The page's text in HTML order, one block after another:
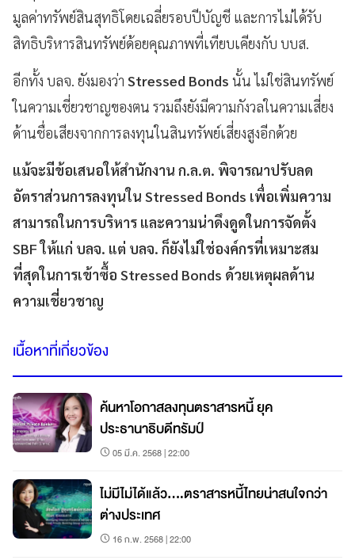
มูลค่าทรัพย์สินสุทธิโดยเฉลี่ยรอบปีบัญชี และการไม่ได้รับ
สิทธิบริหารสินทรัพย์ด้อยคุณภาพที่เทียบเคียงกับ บบส.
อีกทั้ง บลจ. ยังมองว่า Stressed Bonds นั้น ไม่ใช่สินทรัพย์
ในความเชี่ยวชาญของตน รวมถึงยังมีความกังวลในความเสี่ยง
ด้านชื่อเสียงจากการลงทุนในสินทรัพย์เสี่ยงสูงอีกด้วย
แม้จะมีข้อเสนอให้สำนักงาน ก.ล.ต. พิจารณาปรับลด
อัตราส่วนการลงทุนใน Stressed Bonds เพื่อเพิ่มความ
สามารถในการบริหาร และความน่าดึงดูดในการจัดตั้ง
SBF ให้แก่ บลจ. แต่ บลจ. ก็ยังไม่ใช่องค์กรที่เหมาะสม
ที่สุดในการเข้าซื้อ Stressed Bonds ด้วยเหตุผลด้าน
ความเชี่ยวชาญ
เนื้อหาที่เกี่ยวข้อง
ค้นหาโอกาสลงทุนตราสารหนี้ ยุค
ประธานาธิบดีทรัมป์
05 มี.ค. 2568 | 22:00
ไม่มีไม่ได้แล้ว....ตราสารหนี้ไทยน่าสนใจกว่า
ต่างประเทศ
16 ก.พ. 2568 | 22:00